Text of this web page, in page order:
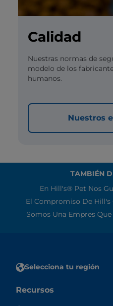
Calidad
Nuestras normas de
modelo de los
humanos.
Nuestros
TAMBIÉN
En Hill's® Pet Nos
El Compromiso De
Somos Una Empres
Selecciona tu región
Recursos